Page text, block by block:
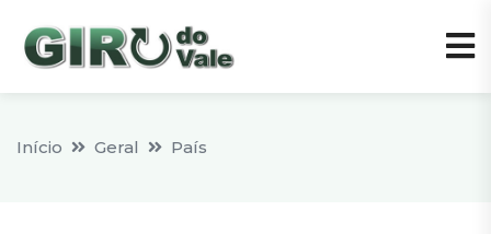
Início Geral País